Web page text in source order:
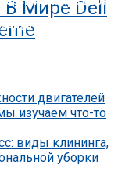
Камера
Мире Dell
двигателей
изучаем что-то
виды клининга,
уборки